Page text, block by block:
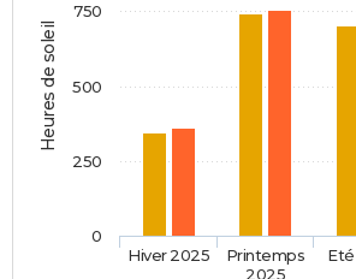
Heures de soleil
Hiver 2025
Printemps
2025
0
250
500
750